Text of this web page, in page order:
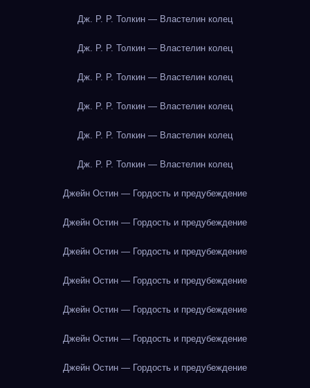
Дж. Р. Р. Толкин — Властелин колец
Дж. Р. Р. Толкин — Властелин колец
Дж. Р. Р. Толкин — Властелин колец
Дж. Р. Р. Толкин — Властелин колец
Дж. Р. Р. Толкин — Властелин колец
Дж. Р. Р. Толкин — Властелин колец
Джейн Остин — Гордость и предубеждение
Джейн Остин — Гордость и предубеждение
Джейн Остин — Гордость и предубеждение
Джейн Остин — Гордость и предубеждение
Джейн Остин — Гордость и предубеждение
Джейн Остин — Гордость и предубеждение
Джейн Остин — Гордость и предубеждение